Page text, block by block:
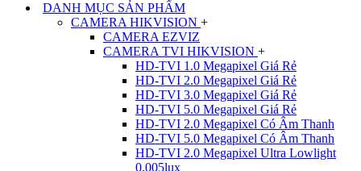
DANH MỤC SẢN PHẨM
CAMERA HIKVISION +
CAMERA EZVIZ
CAMERA TVI HIKVISION +
HD-TVI 1.0 Megapixel Giá Rẻ
HD-TVI 2.0 Megapixel Giá Rẻ
HD-TVI 3.0 Megapixel Giá Rẻ
HD-TVI 5.0 Megapixel Giá Rẻ
HD-TVI 2.0 Megapixel Có Âm Thanh
HD-TVI 5.0 Megapixel Có Âm Thanh
HD-TVI 2.0 Megapixel Ultra Lowlight
0.005lux